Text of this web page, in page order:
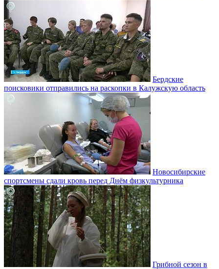
Бердские
поисковики отправились на раскопки в Калужскую область
Новосибирские
спортсмены сдали кровь перед Днём физкультурника
Грибной сезон в